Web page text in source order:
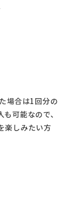
場合は1回分の
可能なので、
楽しみたい方